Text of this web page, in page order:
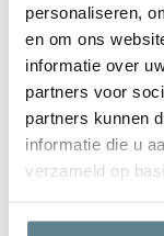
personaliseren,
en om ons
informatie over
partners voor
partners kunnen
informatie die u
verzameld op
We
Wil je advies of
team!